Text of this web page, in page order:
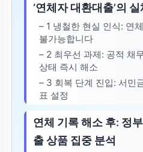
‘연체자 대환대출’의
– 1 냉철한 현실 인식: 연
불가능합니다
– 2 최우선 과제: 공적 채
상태 즉시 해소
– 3 회복 단계 진입: 서민
표 설정
연체 기록 해소 후: 정
출 상품 집중 분석